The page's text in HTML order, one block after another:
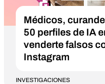
Médicos,
50 perfiles de IA
venderte falsos
Instagram
INVESTIGACIONES